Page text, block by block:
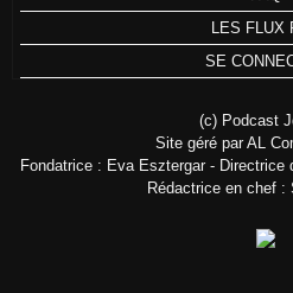
LES FLUX
SE
(c) Podcast
Site géré par AL
Fondatrice : Eva Esztergar - Directrice
Rédactrice en chef :